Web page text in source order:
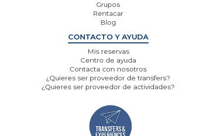
Grupos
Rentacar
Blog
CONTACTO Y AYUDA
Mis reservas
Centro de ayuda
Contacta con nosotros
¿Quieres ser proveedor de transfers?
¿Quieres ser proveedor de actividades?